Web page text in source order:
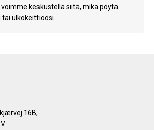
keskustella siitä, mikä pöytä
ulkokeittiöösi.
16B,